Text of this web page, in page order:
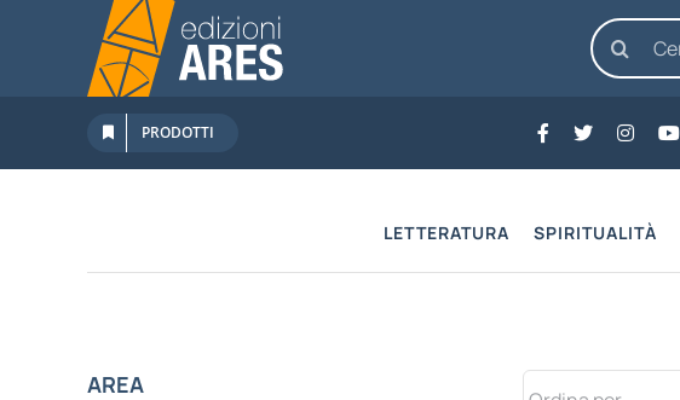
contenuto
Cerca
per:
PRODOTTI
LETTERATURA SPIRITUALITÀ
AREA